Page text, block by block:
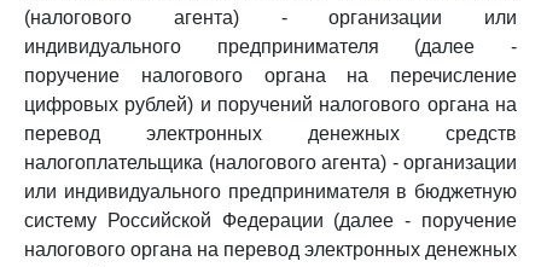
(налогового агента) - организации или
индивидуального предпринимателя (далее -
поручение налогового органа на перечисление
цифровых рублей) и поручений налогового органа на
перевод электронных денежных средств
налогоплательщика (налогового агента) - организации
или индивидуального предпринимателя в бюджетную
систему Российской Федерации (далее - поручение
налогового органа на перевод электронных денежных